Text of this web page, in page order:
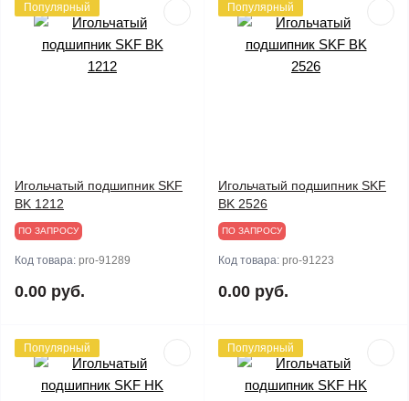
Популярный
Игольчатый подшипник SKF
BK 1212
ПО ЗАПРОСУ
Код товара: pro-91289
0.00 руб.
Популярный
Игольчатый подшипник SKF
BK 2526
ПО ЗАПРОСУ
Код товара: pro-91223
0.00 руб.
Популярный Популярный